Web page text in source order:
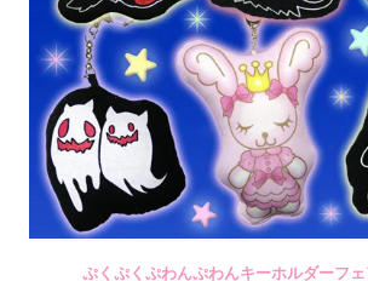
ぷくぷくぷわんぷわんキーホルダーフェ